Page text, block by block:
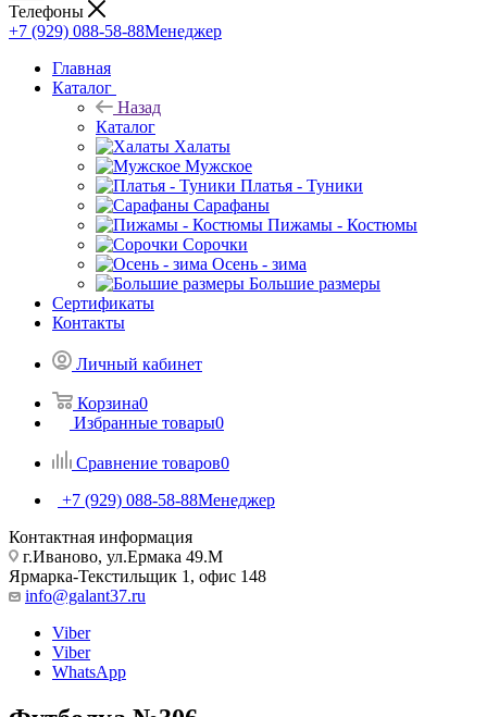
Телефоны
+7 (929) 088-58-88Менеджер
Главная
Каталог
Назад
Каталог
Халаты
Мужское
Платья - Туники
Сарафаны
Пижамы - Костюмы
Сорочки
Oсень - зима
Большие размеры
Сертификаты
Контакты
Личный кабинет
Корзина0
Избранные товары0
Сравнение товаров0
+7 (929) 088-58-88Менеджер
Контактная информация
г.Иваново, ул.Ермака 49.M
Ярмарка-Текстильщик 1, офис 148
info@galant37.ru
Viber
Viber
WhatsApp